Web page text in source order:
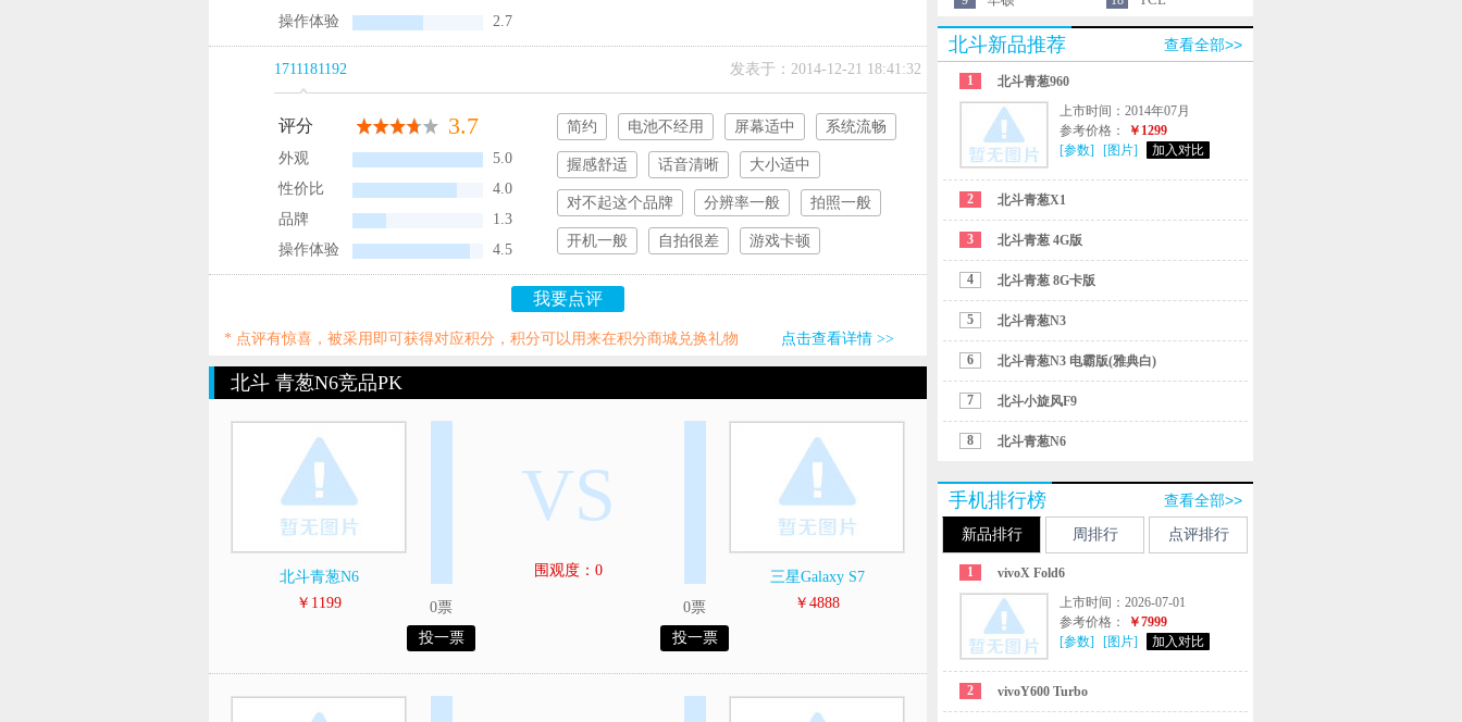
操作体验
2.7
发表于：2014-12-21 18:41:32
1711181192
评分 3.7
外观
5.0
性价比
4.0
品牌
1.3
操作体验
4.5
简约 电池不经用 屏幕适中 系统流畅
握感舒适 话音清晰 大小适中
对不起这个品牌 分辨率一般 拍照一般
开机一般 自拍很差 游戏卡顿
我要点评
点击查看详情 >>
* 点评有惊喜，被采用即可获得对应积分，积分可以用来在积分商城兑换礼物
北斗 青葱N6竞品PK
北斗青葱N6
￥1199
0票
投一票
VS
围观度：0
0票
投一票
三星Galaxy S7
￥4888
查看全部>>
北斗新品推荐
1
北斗青葱960
上市时间：2014年07月
参考价格：
￥1299
[参数]
[图片] 加入对比
2 北斗青葱X1
3 北斗青葱 4G版
4 北斗青葱 8G卡版
5 北斗青葱N3
6 北斗青葱N3 电霸版(雅典白)
7 北斗小旋风F9
8 北斗青葱N6
查看全部>>
手机排行榜
新品排行 周排行 点评排行
1
vivoX Fold6
上市时间：2026-07-01
参考价格：
￥7999
[参数]
[图片] 加入对比
2 vivoY600 Turbo